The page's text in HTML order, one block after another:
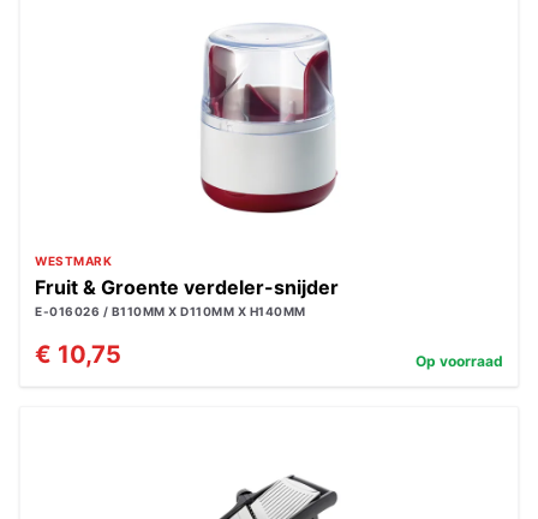
WESTMARK
Fruit & Groente verdeler-snijder
E-016026 / B110MM X D110MM X H140MM
€ 10,75 Op voorraad